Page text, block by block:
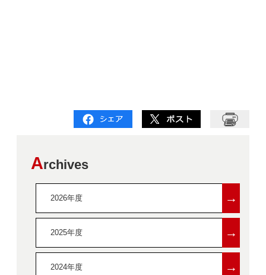
Archives
2026年度 →
2025年度 →
2024年度 →